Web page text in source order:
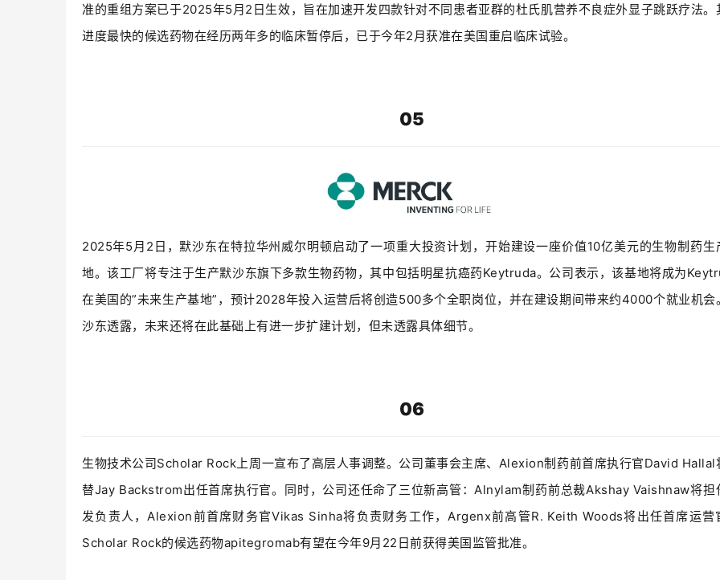
准的重组方案已于2025年5月2日生效，旨在加速开发四款针对不同患者亚群的杜氏肌营养不良症外显子跳跃疗法。
进度最快的候选药物在经历两年多的临床暂停后，已于今年2月获准在美国重启临床试验。
05
2025年5月2日，默沙东在特拉华州威尔明顿启动了一项重大投资计划，开始建设一座价值10亿美元的生物制药生
地。该工厂将专注于生产默沙东旗下多款生物药物，其中包括明星抗癌药Keytruda。公司表示，该基地将成为
在美国的”未来生产基地”，预计2028年投入运营后将创造500多个全职岗位，并在建设期间带来约4000个就业机会
沙东透露，未来还将在此基础上有进一步扩建计划，但未透露具体细节。
06
生物技术公司Scholar Rock上周一宣布了高层人事调整。公司董事会主席、Alexion制药前首席执行官David Hallal
替Jay Backstrom出任首席执行官。同时，公司还任命了三位新高管：Alnylam制药前总裁Akshay Vaishnaw将担
发负责人，Alexion前首席财务官Vikas Sinha将负责财务工作，Argenx前高管R. Keith Woods将出任首席运营
Scholar Rock的候选药物apitegromab有望在今年9月22日前获得美国监管批准。